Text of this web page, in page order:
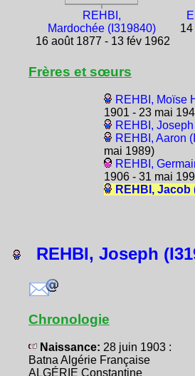
REHBI,
Mardochée (I319840)
16 août 1877 - 13 fév 1962
Frères et sœurs
REHBI, Moïse
1901 - 23 mai
REHBI,
REHBI, Aaron
mai 1989)
REHBI,
1906 - 31 mai
REHBI, Jacob
REHBI, Joseph
Chronologie
Naissance: 28 juin 1903 :
Batna Algérie Française
ALGÉRIE Constantine